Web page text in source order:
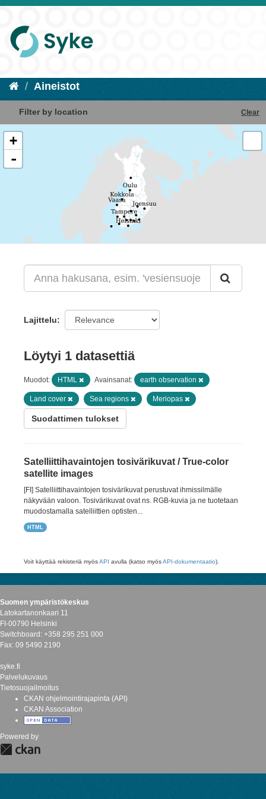
Aineistot
Filter by location Clear
+
-
Lajittelu
Löytyi 1 datasettiä
Muodot: HTML Avainsanat: earth observation
Land cover Sea regions Meriopas
Suodattimen tulokset
Satelliittihavaintojen tosivärikuvat / True-color
satellite images
[FI] Satelliittihavaintojen tosivärikuvat perustuvat ihmissilmälle
näkyvään valoon. Tosivärikuvat ovat ns. RGB-kuvia ja ne tuotetaan
muodostamalla satelliittien optisten...
HTML
Voit käyttää rekisteriä myösAPI avulla (katso myösAPI-dokumentaatio).
Suomen ympäristökeskus
Latokartanonkaari 11
FI-00790 Helsinki
Switchboard: +358 295 251 000
Fax: 09 5490 2190
syke.fi
Palvelukuvaus
Tietosuojailmoitus
CKAN ohjelmointirajapinta (API)
CKAN Association
Powered by